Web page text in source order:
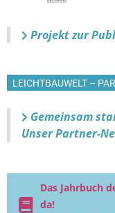
Projekt zur
LEICHTBAUWELT –
Gemeinsam
Unser Partner-
Das Jahrbuch
da!